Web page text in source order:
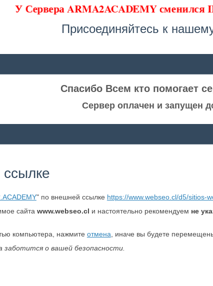
У Сервера ARMA2ACADEMY сменился
Присоединяйтесь к
Спасибо Всем кто помогает
Сервер оплачен и запущен
" по внешней ссылке https://www.webseo.cl/d5/sitios-
сайта www.webseo.cl и настоятельно рекомендуем не
компьютера, нажмите отмена , иначе вы будете
заботится о вашей безопасности.